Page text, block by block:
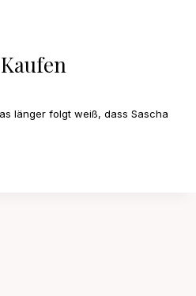
länger folgt weiß, dass Sascha